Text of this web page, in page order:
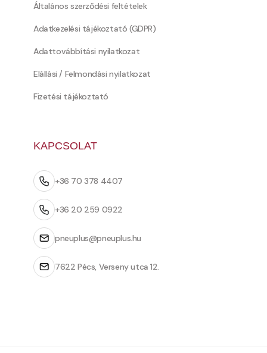
Általános szerződési feltételek
Adatkezelési tájékoztató (GDPR)
Adattovábbítási nyilatkozat
Elállási / Felmondási nyilatkozat
Fizetési tájékoztató
KAPCSOLAT
+36 70 378 4407
+36 20 259 0922
pneuplus@pneuplus.hu
7622 Pécs, Verseny utca 12.